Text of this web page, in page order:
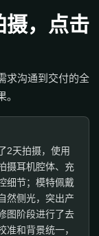
摄，点击
求沟通到交付的全
2天拍摄，使用
摄耳机腔体、充
细节；模特佩戴
然侧光，突出产
图阶段进行了去
准和背景统一，